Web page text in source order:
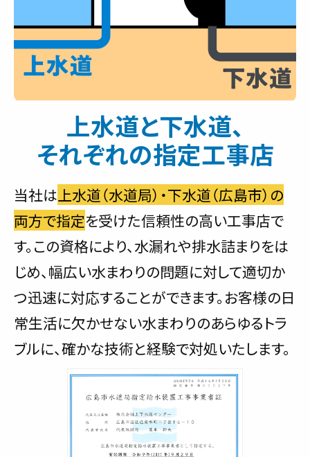
上水道と下水道、
それぞれの指定工事店
当社は 上水道（水道局）・下水道（広島市）の
両方で指定を受けた信頼性の高い工事店で
す。この資格により、水漏れや排水詰まりをは
じめ、幅広い水まわりの問題に対して適切か
つ迅速に対応することができます。お客様の日
常生活に欠かせない水まわりのあらゆるトラ
ブルに、確かな技術と経験で対処いたします。